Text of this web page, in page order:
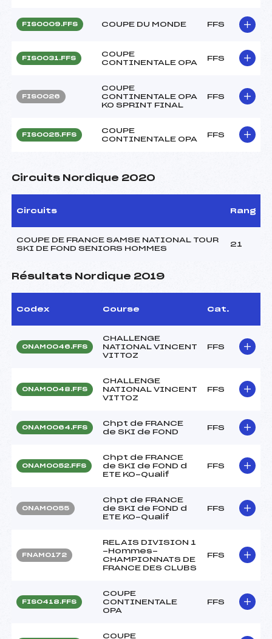
FIS0009.FFS COUPE DU MONDE FFS
FIS0031.FFS
COUPE
CONTINENTALE OPA
FFS
FIS0026
COUPE
CONTINENTALE OPA
KO SPRINT FINAL
FFS
FIS0025.FFS
COUPE
CONTINENTALE OPA
FFS
Circuits Nordique 2020
Circuits Rang
COUPE DE FRANCE SAMSE NATIONAL TOUR
SKI DE FOND SENIORS HOMMES
21
Résultats Nordique 2019
Codex Course Cat.
ONAM0046.FFS
CHALLENGE
NATIONAL VINCENT
VITTOZ
FFS
ONAM0048.FFS
CHALLENGE
NATIONAL VINCENT
VITTOZ
FFS
ONAM0064.FFS
Chpt de FRANCE
de SKI de FOND
FFS
ONAM0052.FFS
Chpt de FRANCE
de SKI de FOND d
ETE KO-Qualif
FFS
ONAM0055
Chpt de FRANCE
de SKI de FOND d
ETE KO-Qualif
FFS
FNAM0172
RELAIS DIVISION 1
-Hommes-
CHAMPIONNATS DE
FRANCE DES CLUBS
FFS
FIS0418.FFS
COUPE
CONTINENTALE
OPA
FFS
COUPE